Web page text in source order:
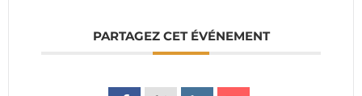
PARTAGEZ CET ÉVÉNEMENT